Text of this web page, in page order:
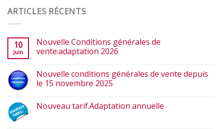
ARTICLES RÉCENTS
10
Juin
Nouvelle Conditions générales de
vente:adaptation 2026
Nouvelle conditions générales de vente depuis
le 15 novembre 2025
Nouveau tarif.Adaptation annuelle